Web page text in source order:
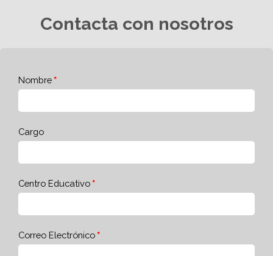
Contacta con nosotros
Nombre
Cargo
Centro Educativo
Correo Electrónico